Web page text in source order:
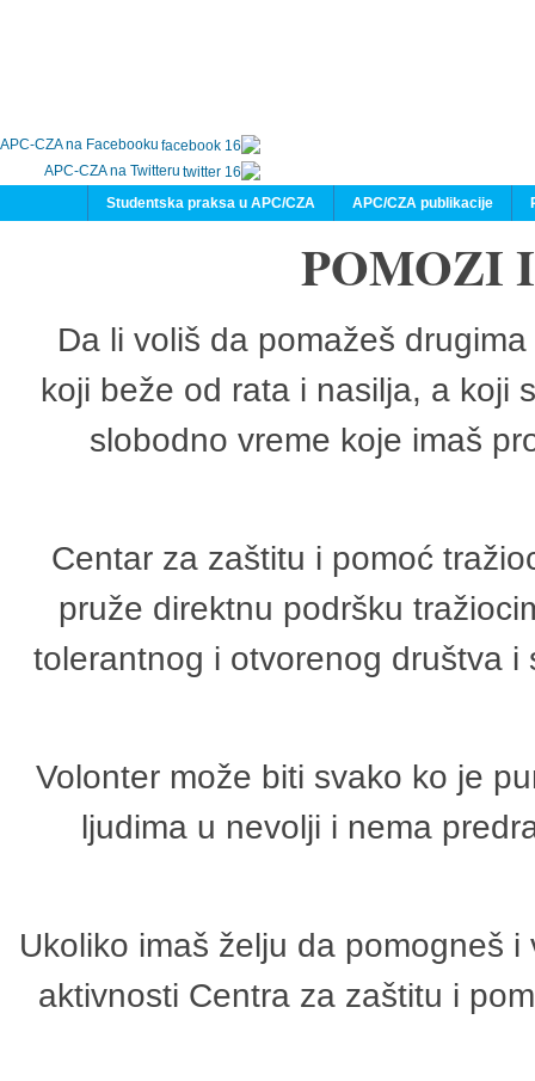
APC-CZA na Facebooku
APC-CZA na Twitteru
APC/CZA publikacije
Studentska praksa u APC/CZA
POMOZI
Da li voliš da pomažeš
koji beže od rata i nasilja, a koji
slobodno vreme koje imaš
Centar za zaštitu i pomoć
pruže direktnu podršku
tolerantnog i otvorenog društva
Volonter može biti svako ko je
ljudima u nevolji i nema
Ukoliko imaš želju da pomogneš
aktivnosti Centra za zaštitu i